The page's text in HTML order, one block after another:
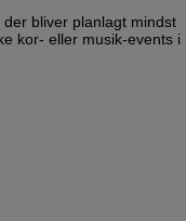
bliver planlagt mindst
kor- eller musik-events i